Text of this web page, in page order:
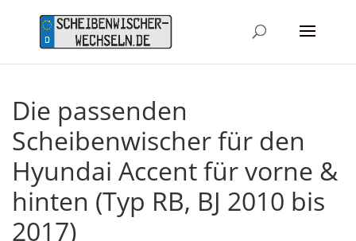
Die passenden
Scheibenwischer für den
Hyundai Accent für vorne &
hinten (Typ RB, BJ 2010 bis
2017)